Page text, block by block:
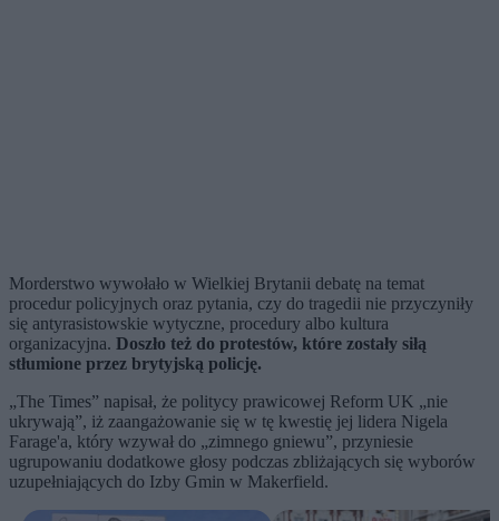
Morderstwo wywołało w Wielkiej Brytanii debatę na temat
procedur policyjnych oraz pytania, czy do tragedii nie przyczyniły
się antyrasistowskie wytyczne, procedury albo kultura
organizacyjna. Doszło też do protestów, które zostały siłą
stłumione przez brytyjską policję.
„The Times” napisał, że politycy prawicowej Reform UK „nie
ukrywają”, iż zaangażowanie się w tę kwestię jej lidera Nigela
Farage'a, który wzywał do „zimnego gniewu”, przyniesie
ugrupowaniu dodatkowe głosy podczas zbliżających się wyborów
uzupełniających do Izby Gmin w Makerfield.